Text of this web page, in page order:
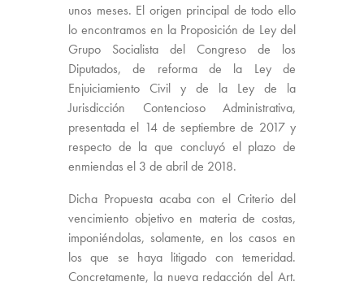
unos meses. El origen principal de todo ello
lo encontramos en la Proposición de Ley del
Grupo Socialista del Congreso de los
Diputados, de reforma de la Ley de
Enjuiciamiento Civil y de la Ley de la
Jurisdicción Contencioso Administrativa,
presentada el 14 de septiembre de 2017 y
respecto de la que concluyó el plazo de
enmiendas el 3 de abril de 2018.
Dicha Propuesta acaba con el Criterio del
vencimiento objetivo en materia de costas,
imponiéndolas, solamente, en los casos en
los que se haya litigado con temeridad.
Concretamente, la nueva redacción del Art.